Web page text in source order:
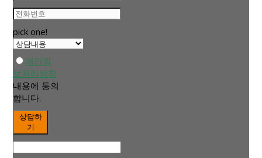
pick one!
개인정
보처리방침
내용에 동의
합니다.
상담하
기